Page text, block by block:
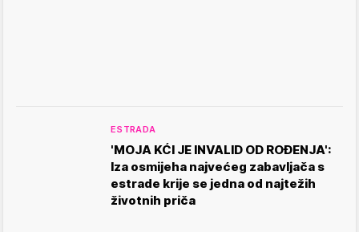
ESTRADA
'MOJA KĆI JE INVALID OD ROĐENJA':
Iza osmijeha najvećeg zabavljača s
estrade krije se jedna od najtežih
životnih priča